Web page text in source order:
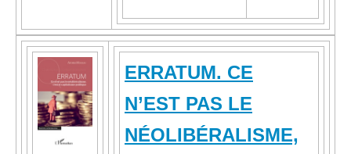
ERRATUM. CE
N’EST PAS LE
NÉOLIBÉRALISME,